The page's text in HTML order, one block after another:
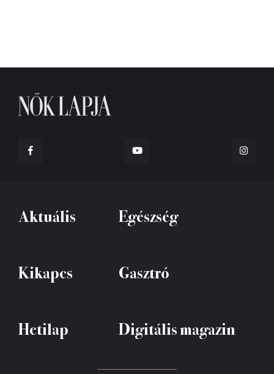
Aktuális Egészség
Kikapcs Gasztró
Hetilap Digitális magazin